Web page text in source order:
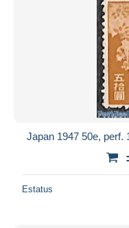
Japan 1947 50e, perf.
Estatus